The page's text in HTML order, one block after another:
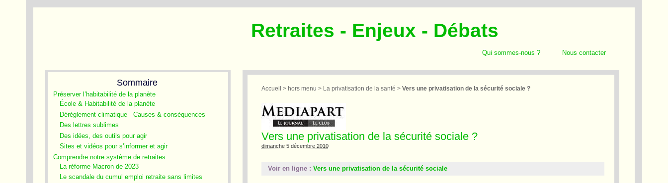
Retraites - Enjeux - Débats
Qui sommes-nous ? Nous contacter
Sommaire
Préserver l’habitabilité de la planète
École & Habitabilité de la planète
Dérèglement climatique - Causes & conséquences
Des lettres sublimes
Des idées, des outils pour agir
Sites et vidéos pour s’informer et agir
Comprendre notre système de retraites
La réforme Macron de 2023
Le scandale du cumul emploi retraite sans limites
Accueil > hors menu > La privatisation de la santé > Vers une privatisation de la sécurité sociale ?
Vers une privatisation de la sécurité sociale ?
dimanche 5 décembre 2010
Voir en ligne : Vers une privatisation de la sécurité sociale